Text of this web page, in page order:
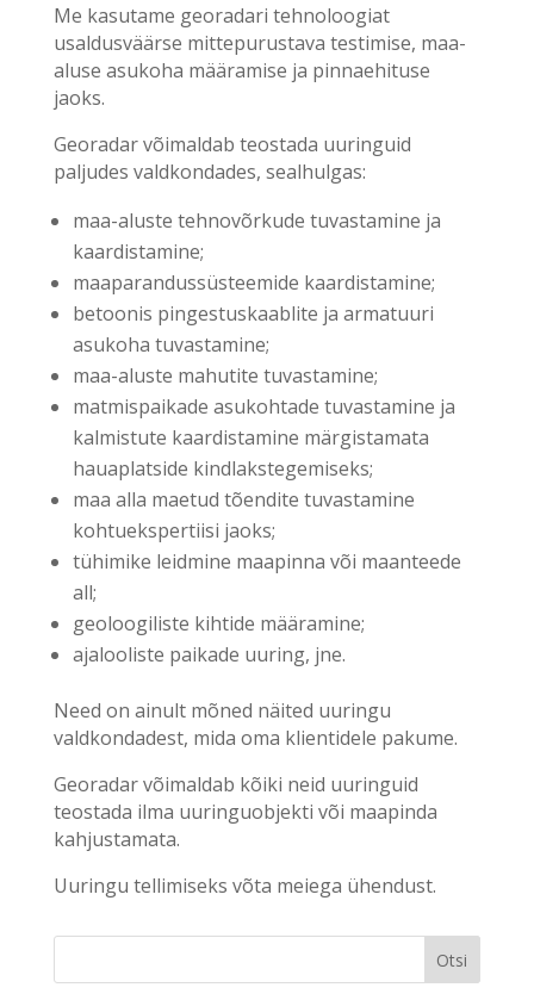
Me kasutame georadari tehnoloogiat
usaldusväärse mittepurustava testimise, maa-
aluse asukoha määramise ja pinnaehituse
jaoks.
Georadar võimaldab teostada uuringuid
paljudes valdkondades, sealhulgas:
maa-aluste tehnovõrkude tuvastamine ja
kaardistamine;
maaparandussüsteemide kaardistamine;
betoonis pingestuskaablite ja armatuuri
asukoha tuvastamine;
maa-aluste mahutite tuvastamine;
matmispaikade asukohtade tuvastamine ja
kalmistute kaardistamine märgistamata
hauaplatside kindlakstegemiseks;
maa alla maetud tõendite tuvastamine
kohtuekspertiisi jaoks;
tühimike leidmine maapinna või maanteede
all;
geoloogiliste kihtide määramine;
ajalooliste paikade uuring, jne.
Need on ainult mõned näited uuringu
valdkondadest, mida oma klientidele pakume.
Georadar võimaldab kõiki neid uuringuid
teostada ilma uuringuobjekti või maapinda
kahjustamata.
Uuringu tellimiseks võta meiega ühendust.